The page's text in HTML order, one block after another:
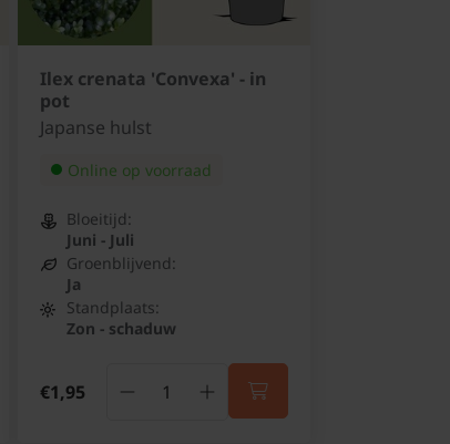
Ilex crenata 'Convexa' - in
pot
Japanse hulst
Online op voorraad
Bloeitijd:
Juni - Juli
Groenblijvend:
Ja
Standplaats:
Zon - schaduw
€1,95